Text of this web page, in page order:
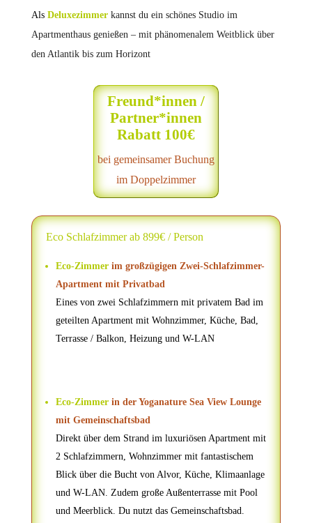
Als Deluxezimmer kannst du ein schönes Studio im
Apartmenthaus genießen – mit phänomenalem Weitblick über
den Atlantik bis zum Horizont
Freund*innen /
Partner*innen
Rabatt 100€
bei gemeinsamer Buchung
im Doppelzimmer
Eco Schlafzimmer ab 899€ / Person
Eco-Zimmer im großzügigen Zwei-Schlafzimmer-
Apartment mit Privatbad
Eines von zwei Schlafzimmern mit privatem Bad im
geteilten Apartment mit Wohnzimmer, Küche, Bad,
Terrasse / Balkon, Heizung und W-LAN
Eco-Zimmer in der Yoganature Sea View Lounge
mit Gemeinschaftsbad
Direkt über dem Strand im luxuriösen Apartment mit
2 Schlafzimmern, Wohnzimmer mit fantastischem
Blick über die Bucht von Alvor, Küche, Klimaanlage
und W-LAN. Zudem große Außenterrasse mit Pool
und Meerblick. Du nutzt das Gemeinschaftsbad.